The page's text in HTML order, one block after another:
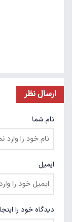
ارسال نظر
نام شما
ایمیل
دیدگاه خود را